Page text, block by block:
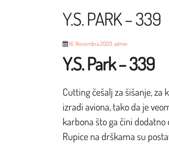
Y.S. PARK – 339
16. Novembra 2020.admin
Y.S. Park – 339
Cutting češalj za šišanje,
izradi aviona, tako da je
karbona što ga čini
Rupice na drškama su